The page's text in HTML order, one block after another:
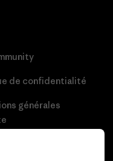
de confidentialité
générales
de cookie